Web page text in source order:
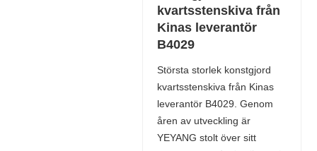
kvartsstenskiva från
Kinas leverantör
B4029
Största storlek konstgjord
kvartsstenskiva från Kinas
leverantör B4029. Genom
åren av utveckling är
YEYANG stolt över sitt